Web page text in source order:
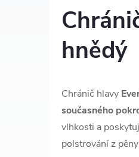
hnědý
Chránič hlavy
současného
vlhkosti a
polstrování z